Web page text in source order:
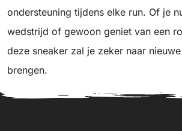
ondersteuning tijdens elke run. Of je
wedstrijd of gewoon geniet van een
deze sneaker zal je zeker naar
brengen.